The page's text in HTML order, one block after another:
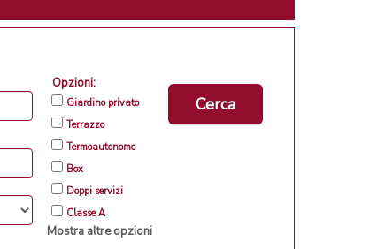
Opzioni:
Giardino privato
Terrazzo
Termoautonomo
Box
Doppi servizi
Classe A
Mostra altre opzioni
Cerca